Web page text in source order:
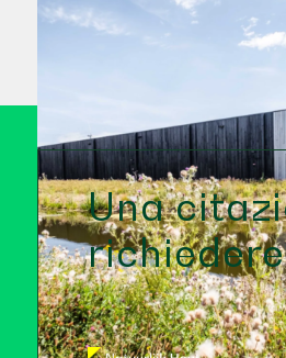
Una